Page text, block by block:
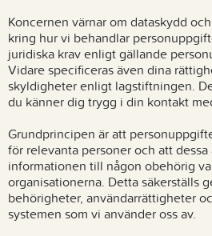
Koncernen värnar om dataskydd
kring hur vi behandlar
juridiska krav enligt gällande
Vidare specificeras även dina
skyldigheter enligt lagstiftningen.
du känner dig trygg i din kontakt
Grundprincipen är att
för relevanta personer och att
informationen till någon obehörig
organisationerna. Detta säkerställs
behörigheter, användarrättigheter
systemen som vi använder oss av.